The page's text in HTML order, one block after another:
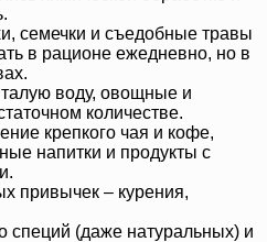
семечки и съедобные травы
в рационе ежедневно, но в
воду, овощные и
количестве.
крепкого чая и кофе,
напитки и продукты с
привычек – курения,
специй (даже натуральных) и